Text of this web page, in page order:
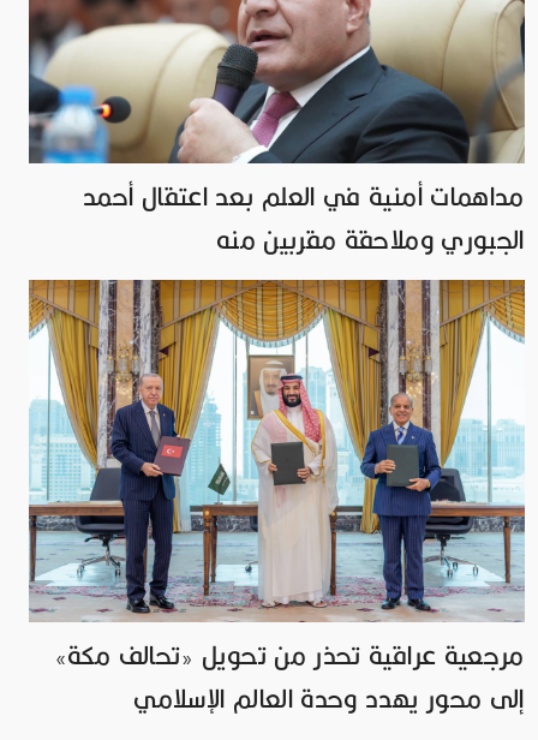
مداهمات أمنية في العلم بعد اعتقال أحمد
الجبوري وملاحقة مقربين منه
مرجعية عراقية تحذر من تحويل «تحالف مكة»
إلى محور يهدد وحدة العالم الإسلامي